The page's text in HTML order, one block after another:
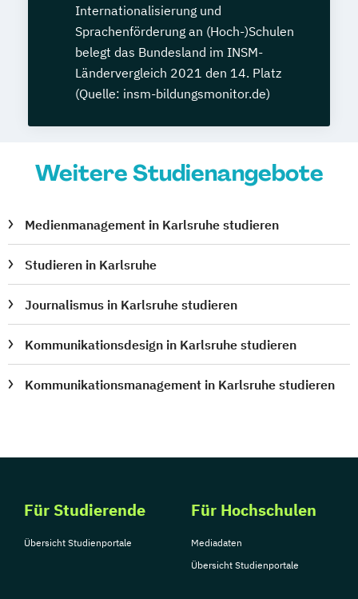
Internationalisierung und
Sprachenförderung an (Hoch-)Schulen
belegt das Bundesland im INSM-
Ländervergleich 2021 den 14. Platz
(Quelle: insm-bildungsmonitor.de)
Weitere Studienangebote
Medienmanagement in Karlsruhe studieren
Studieren in Karlsruhe
Journalismus in Karlsruhe studieren
Kommunikationsdesign in Karlsruhe studieren
Kommunikationsmanagement in Karlsruhe studieren
Für Studierende
Übersicht Studienportale
Für Hochschulen
Mediadaten
Übersicht Studienportale